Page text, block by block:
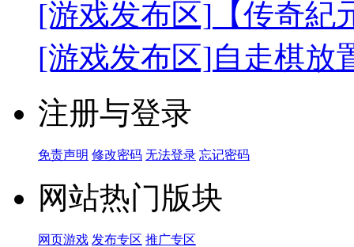
[游戏发布区] 【传奇
[游戏发布区]自走棋放
注册与登录
免责声明 修改密码 无法登录 忘记密码
网站热门版块
网页游戏 发布专区 推广专区